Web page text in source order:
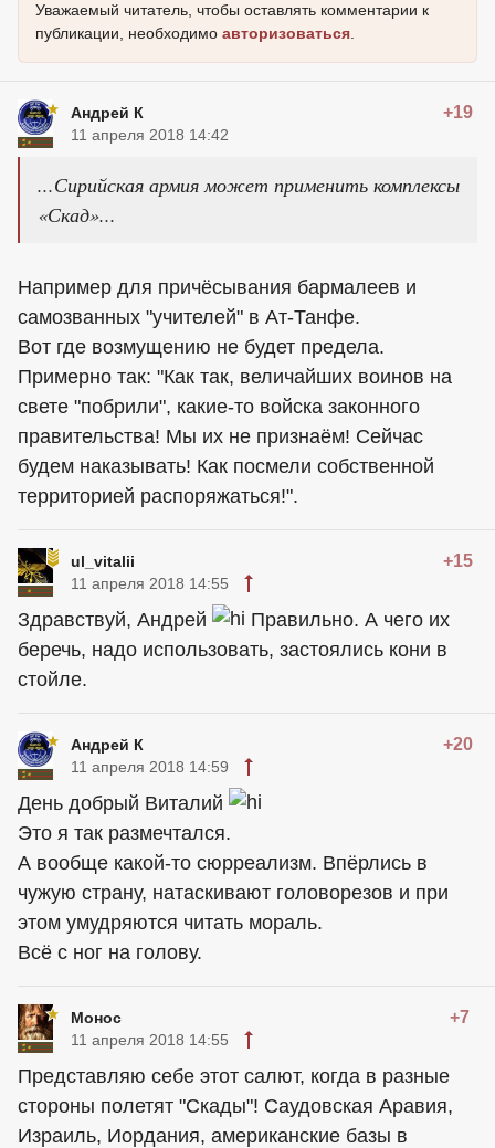
Уважаемый читатель, чтобы оставлять комментарии к
публикации, необходимо авторизоваться
Андрей К +19
11 апреля 2018 14:42
...Сирийская армия может применить комплексы
«Скад»...
Например для причёсывания бармалеев и
самозванных "учителей" в Ат-Танфе.
Вот где возмущению не будет предела.
Примерно так: "Как так, величайших воинов на
свете "побрили", какие-то войска законного
правительства! Мы их не признаём! Сейчас
будем наказывать! Как посмели собственной
территорией распоряжаться!".
ul_vitalii +15
11 апреля 2018 14:55
Здравствуй, Андрей
Правильно. А чего их
беречь, надо использовать, застоялись кони в
стойле.
Андрей К +20
11 апреля 2018 14:59
День добрый Виталий
Это я так размечтался.
А вообще какой-то сюрреализм. Впёрлись в
чужую страну, натаскивают головорезов и при
этом умудряются читать мораль.
Всё с ног на голову.
Монос +7
11 апреля 2018 14:55
Представляю себе этот салют, когда в разные
стороны полетят "Скады"! Саудовская Аравия,
Израиль, Иордания, американские базы в